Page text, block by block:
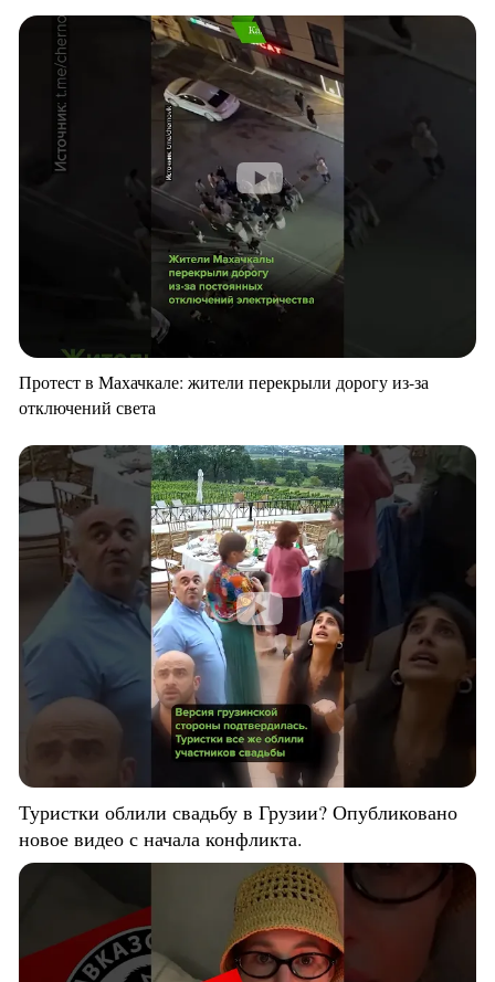
Протест в Махачкале: жители перекрыли дорогу из-за
отключений света
Туристки облили свадьбу в Грузии? Опубликовано
новое видео с начала конфликта.